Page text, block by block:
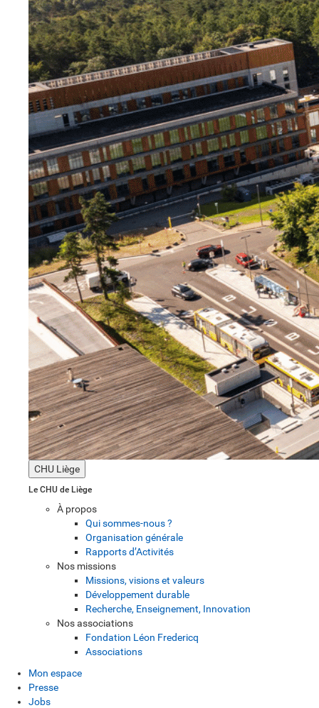
CHU Liège
Le CHU de Liège
À propos
Qui sommes-nous ?
Organisation générale
Rapports d’Activités
Nos missions
Missions, visions et valeurs
Développement durable
Recherche, Enseignement, Innovation
Nos associations
Fondation Léon Fredericq
Associations
Mon espace
Presse
Jobs